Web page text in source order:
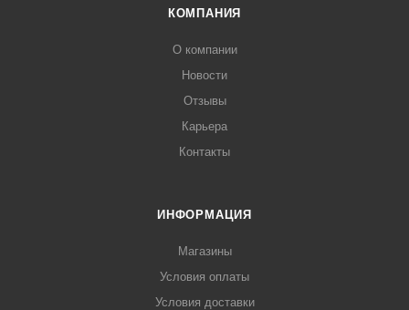
КОМПАНИЯ
О компании
Новости
Отзывы
Карьера
Контакты
ИНФОРМАЦИЯ
Магазины
Условия оплаты
Условия доставки